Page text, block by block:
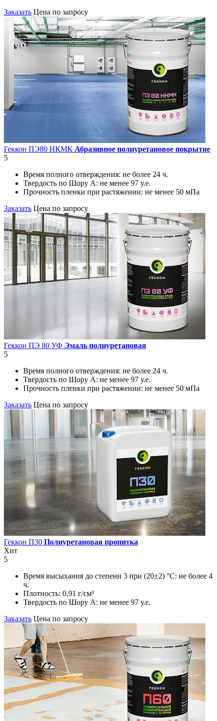
Заказать Цена по запросу
Геккон ПЭ80 НКМК Абразивное полиуретановое покрытие
5
Время полного отверждения: не более 24 ч.
Твердость по Шору А: не менее 97 у.е.
Прочность пленки при растяжении: не менее 50 мПа
Заказать Цена по запросу
Геккон ПЭ 80 УФ Эмаль полиуретановая
5
Время полного отверждения: не более 24 ч.
Твердость по Шору А: не менее 97 у.е.
Прочность пленки при растяжении: не менее 50 мПа
Заказать Цена по запросу
Геккон П30 Полиуретановая пропитка
Хит
5
Время высыхания до степени 3 при (20±2) °С: не более 4
ч.
Плотность: 0,91 г/см³
Твердость по Шору А: не менее 97 у.е.
Заказать Цена по запросу